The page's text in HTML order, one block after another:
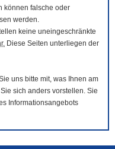
können falsche oder
werden.
keine uneingeschränkte
Diese Seiten unterliegen der
uns bitte mit, was Ihnen am
sich anders vorstellen. Sie
Informationsangebots